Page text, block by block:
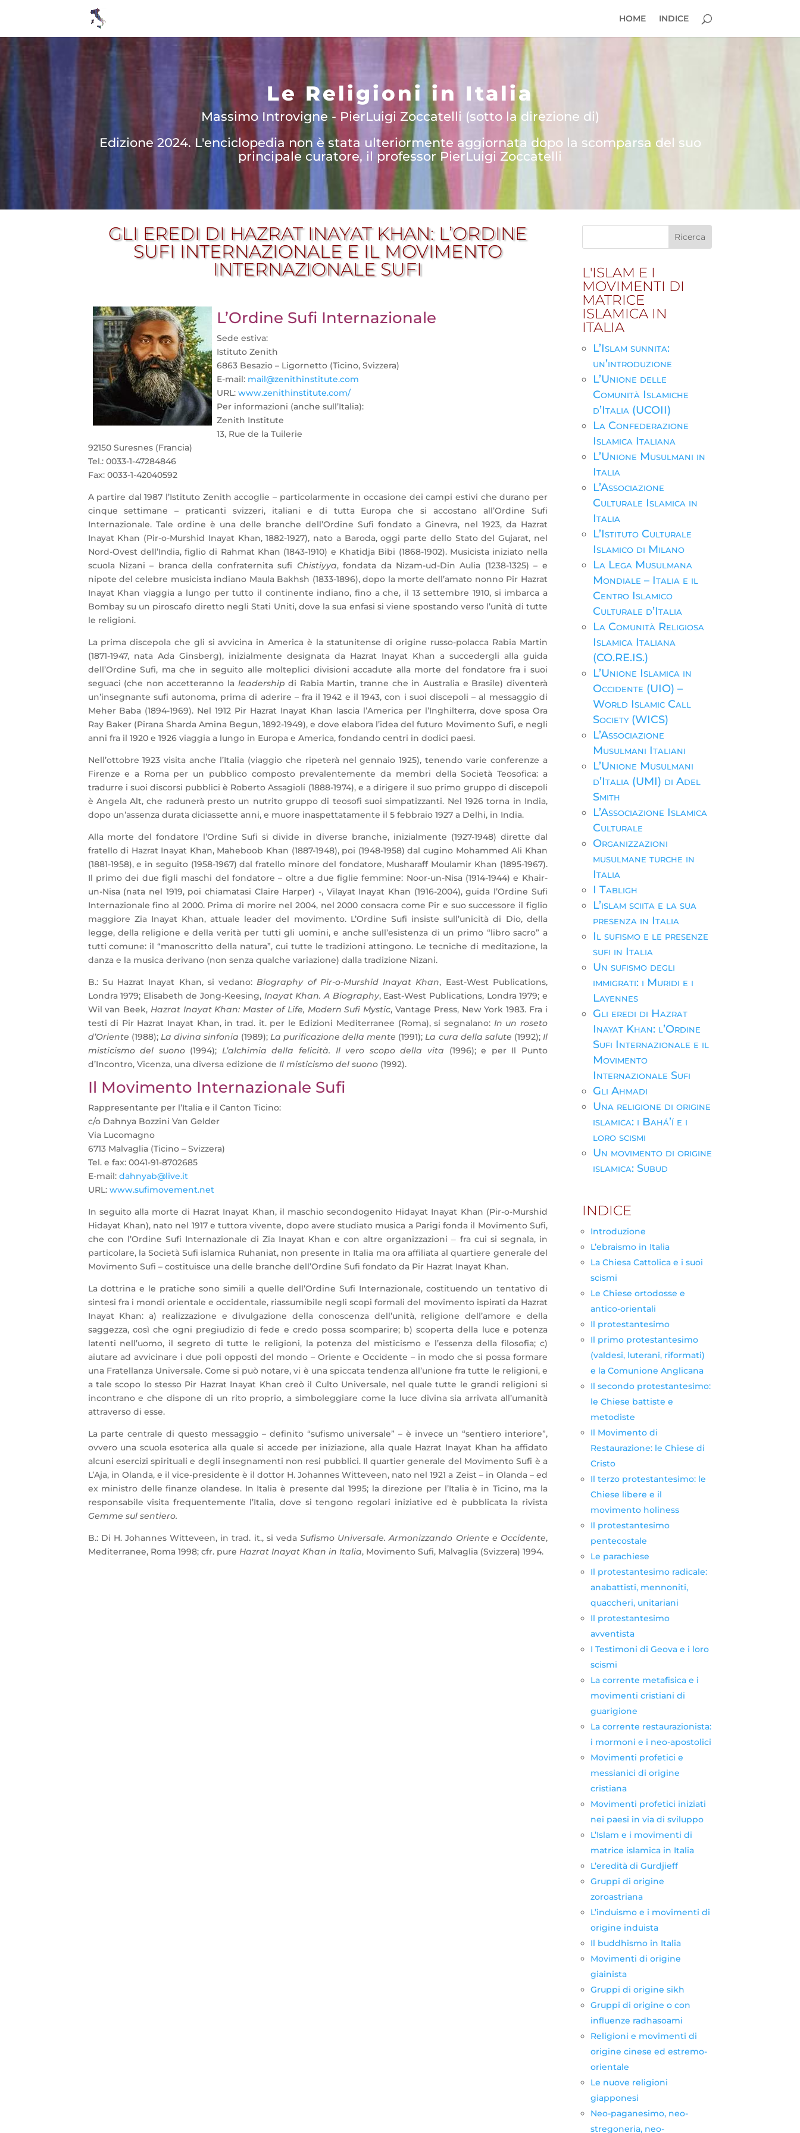
HOME INDICE
Le Religioni in Italia
Massimo Introvigne - PierLuigi Zoccatelli (sotto la direzione di)
Edizione 2024. L'enciclopedia non è stata ulteriormente aggiornata dopo la scomparsa del suo
principale curatore, il professor PierLuigi Zoccatelli
GLI EREDI DI HAZRAT INAYAT KHAN: L’ORDINE
SUFI INTERNAZIONALE E IL MOVIMENTO
INTERNAZIONALE SUFI
L’Ordine Sufi Internazionale
Sede estiva:
Istituto Zenith
6863 Besazio – Ligornetto (Ticino, Svizzera)
E-mail: mail@zenithinstitute.com
URL: www.zenithinstitute.com/
Per informazioni (anche sull’Italia):
Zenith Institute
13, Rue de la Tuilerie
92150 Suresnes (Francia)
Tel.: 0033-1-47284846
Fax: 0033-1-42040592
A partire dal 1987 l’Istituto Zenith accoglie – particolarmente in occasione dei campi estivi che durano per
cinque settimane – praticanti svizzeri, italiani e di tutta Europa che si accostano all’Ordine Sufi
Internazionale. Tale ordine è una delle branche dell’Ordine Sufi fondato a Ginevra, nel 1923, da Hazrat
Inayat Khan (Pir-o-Murshid Inayat Khan, 1882-1927), nato a Baroda, oggi parte dello Stato del Gujarat, nel
Nord-Ovest dell’India, figlio di Rahmat Khan (1843-1910) e Khatidja Bibi (1868-1902). Musicista iniziato nella
scuola Nizani – branca della confraternita sufi Chistiyya, fondata da Nizam-ud-Din Aulia (1238-1325) – e
nipote del celebre musicista indiano Maula Bakhsh (1833-1896), dopo la morte dell’amato nonno Pir Hazrat
Inayat Khan viaggia a lungo per tutto il continente indiano, fino a che, il 13 settembre 1910, si imbarca a
Bombay su un piroscafo diretto negli Stati Uniti, dove la sua enfasi si viene spostando verso l’unità di tutte
le religioni.
La prima discepola che gli si avvicina in America è la statunitense di origine russo-polacca Rabia Martin
(1871-1947, nata Ada Ginsberg), inizialmente designata da Hazrat Inayat Khan a succedergli alla guida
dell’Ordine Sufi, ma che in seguito alle molteplici divisioni accadute alla morte del fondatore fra i suoi
seguaci (che non accetteranno la leadership di Rabia Martin, tranne che in Australia e Brasile) diventerà
un’insegnante sufi autonoma, prima di aderire – fra il 1942 e il 1943, con i suoi discepoli – al messaggio di
Meher Baba (1894-1969). Nel 1912 Pir Hazrat Inayat Khan lascia l’America per l’Inghilterra, dove sposa Ora
Ray Baker (Pirana Sharda Amina Begun, 1892-1949), e dove elabora l’idea del futuro Movimento Sufi, e negli
anni fra il 1920 e 1926 viaggia a lungo in Europa e America, fondando centri in dodici paesi.
Nell’ottobre 1923 visita anche l’Italia (viaggio che ripeterà nel gennaio 1925), tenendo varie conferenze a
Firenze e a Roma per un pubblico composto prevalentemente da membri della Società Teosofica: a
tradurre i suoi discorsi pubblici è Roberto Assagioli (1888-1974), e a dirigere il suo primo gruppo di discepoli
è Angela Alt, che radunerà presto un nutrito gruppo di teosofi suoi simpatizzanti. Nel 1926 torna in India,
dopo un’assenza durata diciassette anni, e muore inaspettatamente il 5 febbraio 1927 a Delhi, in India.
Alla morte del fondatore l’Ordine Sufi si divide in diverse branche, inizialmente (1927-1948) dirette dal
fratello di Hazrat Inayat Khan, Maheboob Khan (1887-1948), poi (1948-1958) dal cugino Mohammed Ali Khan
(1881-1958), e in seguito (1958-1967) dal fratello minore del fondatore, Musharaff Moulamir Khan (1895-1967).
Il primo dei due figli maschi del fondatore – oltre a due figlie femmine: Noor-un-Nisa (1914-1944) e Khair-
un-Nisa (nata nel 1919, poi chiamatasi Claire Harper) -, Vilayat Inayat Khan (1916-2004), guida l’Ordine Sufi
Internazionale fino al 2000. Prima di morire nel 2004, nel 2000 consacra come Pir e suo successore il figlio
maggiore Zia Inayat Khan, attuale leader del movimento. L’Ordine Sufi insiste sull’unicità di Dio, della
legge, della religione e della verità per tutti gli uomini, e anche sull’esistenza di un primo “libro sacro” a
tutti comune: il “manoscritto della natura”, cui tutte le tradizioni attingono. Le tecniche di meditazione, la
danza e la musica derivano (non senza qualche variazione) dalla tradizione Nizani.
B.: Su Hazrat Inayat Khan, si vedano:Biography of Pir-o-Murshid Inayat Khan, East-West Publications,
Londra 1979; Elisabeth de Jong-Keesing, Inayat Khan. A Biography, East-West Publications, Londra 1979; e
Wil van Beek, Hazrat Inayat Khan: Master of Life, Modern Sufi Mystic, Vantage Press, New York 1983. Fra i
testi di Pir Hazrat Inayat Khan, in trad. it. per le Edizioni Mediterranee (Roma), si segnalano: In un roseto
d’Oriente (1988); La divina sinfonia (1989);La purificazione della mente (1991);La cura della salute (1992); Il
misticismo del suono (1994); L’alchimia della felicità. Il vero scopo della vita (1996); e per Il Punto
d’Incontro, Vicenza, una diversa edizione de Il misticismo del suono(1992).
Il Movimento Internazionale Sufi
Rappresentante per l’Italia e il Canton Ticino:
c/o Dahnya Bozzini Van Gelder
Via Lucomagno
6713 Malvaglia (Ticino – Svizzera)
Tel. e fax: 0041-91-8702685
E-mail: dahnyab@live.it
URL: www.sufimovement.net
In seguito alla morte di Hazrat Inayat Khan, il maschio secondogenito Hidayat Inayat Khan (Pir-o-Murshid
Hidayat Khan), nato nel 1917 e tuttora vivente, dopo avere studiato musica a Parigi fonda il Movimento Sufi,
che con l’Ordine Sufi Internazionale di Zia Inayat Khan e con altre organizzazioni ‒ fra cui si segnala, in
particolare, la Società Sufi islamica Ruhaniat, non presente in Italia ma ora affiliata al quartiere generale del
Movimento Sufi – costituisce una delle branche dell’Ordine Sufi fondato da Pir Hazrat Inayat Khan.
La dottrina e le pratiche sono simili a quelle dell’Ordine Sufi Internazionale, costituendo un tentativo di
sintesi fra i mondi orientale e occidentale, riassumibile negli scopi formali del movimento ispirati da Hazrat
Inayat Khan: a) realizzazione e divulgazione della conoscenza dell’unità, religione dell’amore e della
saggezza, così che ogni pregiudizio di fede e credo possa scomparire; b) scoperta della luce e potenza
latenti nell’uomo, il segreto di tutte le religioni, la potenza del misticismo e l’essenza della filosofia; c)
aiutare ad avvicinare i due poli opposti del mondo – Oriente e Occidente – in modo che si possa formare
una Fratellanza Universale. Come si può notare, vi è una spiccata tendenza all’unione fra tutte le religioni, e
a tale scopo lo stesso Pir Hazrat Inayat Khan creò il Culto Universale, nel quale tutte le grandi religioni si
incontrano e che dispone di un rito proprio, a simboleggiare come la luce divina sia arrivata all’umanità
attraverso di esse.
La parte centrale di questo messaggio – definito “sufismo universale” – è invece un “sentiero interiore”,
ovvero una scuola esoterica alla quale si accede per iniziazione, alla quale Hazrat Inayat Khan ha affidato
alcuni esercizi spirituali e degli insegnamenti non resi pubblici. Il quartier generale del Movimento Sufi è a
L’Aja, in Olanda, e il vice-presidente è il dottor H. Johannes Witteveen, nato nel 1921 a Zeist – in Olanda – ed
ex ministro delle finanze olandese. In Italia è presente dal 1995; la direzione per l’Italia è in Ticino, ma la
responsabile visita frequentemente l’Italia, dove si tengono regolari iniziative ed è pubblicata la rivista
Gemme sul sentiero.
B.: Di H. Johannes Witteveen, in trad. it., si vedaSufismo Universale. Armonizzando Oriente e Occidente,
Mediterranee, Roma 1998; cfr. pure Hazrat Inayat Khan in Italia, Movimento Sufi, Malvaglia (Svizzera) 1994.
L'ISLAM E I
MOVIMENTI DI
MATRICE
ISLAMICA IN
ITALIA
L’Islam sunnita:
un’introduzione
L’Unione delle
Comunità Islamiche
d’Italia (UCOII)
La Confederazione
Islamica Italiana
L’Unione Musulmani in
Italia
L’Associazione
Culturale Islamica in
Italia
L’Istituto Culturale
Islamico di Milano
La Lega Musulmana
Mondiale – Italia e il
Centro Islamico
Culturale d’Italia
La Comunità Religiosa
Islamica Italiana
(CO.RE.IS.)
L’Unione Islamica in
Occidente (UIO) –
World Islamic Call
Society (WICS)
L’Associazione
Musulmani Italiani
L’Unione Musulmani
d’Italia (UMI) di Adel
Smith
L’Associazione Islamica
Culturale
Organizzazioni
musulmane turche in
Italia
I Tabligh
L’islam sciita e la sua
presenza in Italia
Il sufismo e le presenze
sufi in Italia
Un sufismo degli
immigrati: i Muridi e i
Layennes
Gli eredi di Hazrat
Inayat Khan: l’Ordine
Sufi Internazionale e il
Movimento
Internazionale Sufi
Gli Ahmadi
Una religione di origine
islamica: i Bahá’í e i
loro scismi
Un movimento di origine
islamica: Subud
INDICE
Introduzione
L’ebraismo in Italia
La Chiesa Cattolica e i suoi
scismi
Le Chiese ortodosse e
antico-orientali
Il protestantesimo
Il primo protestantesimo
(valdesi, luterani, riformati)
e la Comunione Anglicana
Il secondo protestantesimo:
le Chiese battiste e
metodiste
Il Movimento di
Restaurazione: le Chiese di
Cristo
Il terzo protestantesimo: le
Chiese libere e il
movimento holiness
Il protestantesimo
pentecostale
Le parachiese
Il protestantesimo radicale:
anabattisti, mennoniti,
quaccheri, unitariani
Il protestantesimo
avventista
I Testimoni di Geova e i loro
scismi
La corrente metafisica e i
movimenti cristiani di
guarigione
La corrente restaurazionista:
i mormoni e i neo-apostolici
Movimenti profetici e
messianici di origine
cristiana
Movimenti profetici iniziati
nei paesi in via di sviluppo
L’Islam e i movimenti di
matrice islamica in Italia
L’eredità di Gurdjieff
Gruppi di origine
zoroastriana
L’induismo e i movimenti di
origine induista
Il buddhismo in Italia
Movimenti di origine
giainista
Gruppi di origine sikh
Gruppi di origine o con
influenze radhasoami
Religioni e movimenti di
origine cinese ed estremo-
orientale
Le nuove religioni
giapponesi
Neo-paganesimo, neo-
stregoneria, neo-